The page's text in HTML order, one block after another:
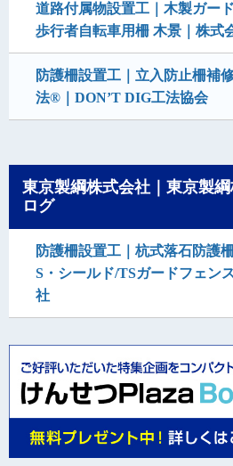
道路付属物設置工｜木製ガー
歩行者自転車用柵 木景｜株式
防護柵設置工｜立入防止柵
法®｜DON’T DIG工法協会
東京製綱株式会社｜東京製
ログ
防護柵設置工｜杭式落石防護
S・シールド/TSガードフェン
社